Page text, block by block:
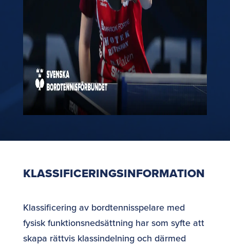
KLASSIFICERINGSINFORMATION
Klassificering av bordtennisspelare med
fysisk funktionsnedsättning har som syfte att
skapa rättvis klassindelning och därmed